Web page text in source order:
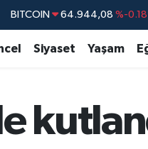
DOLAR 47,7436 %0.18
BİST100 13.779 %-14
Siyaset Yaşam